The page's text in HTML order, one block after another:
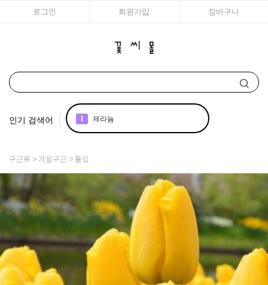
로그인 회원가입 장바구니
인기 검색어 2 국화
조날
6 어린모종 국화
구근류 가을구근 튤립